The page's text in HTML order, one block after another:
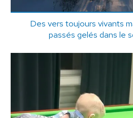
Des vers toujours vivants
passés gelés dans le